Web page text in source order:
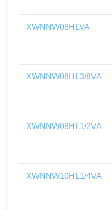
XWNNW08HLVA
XWNNW08HL3/8VA
XWNNW08HL1/2VA
XWNNW10HL1/4VA